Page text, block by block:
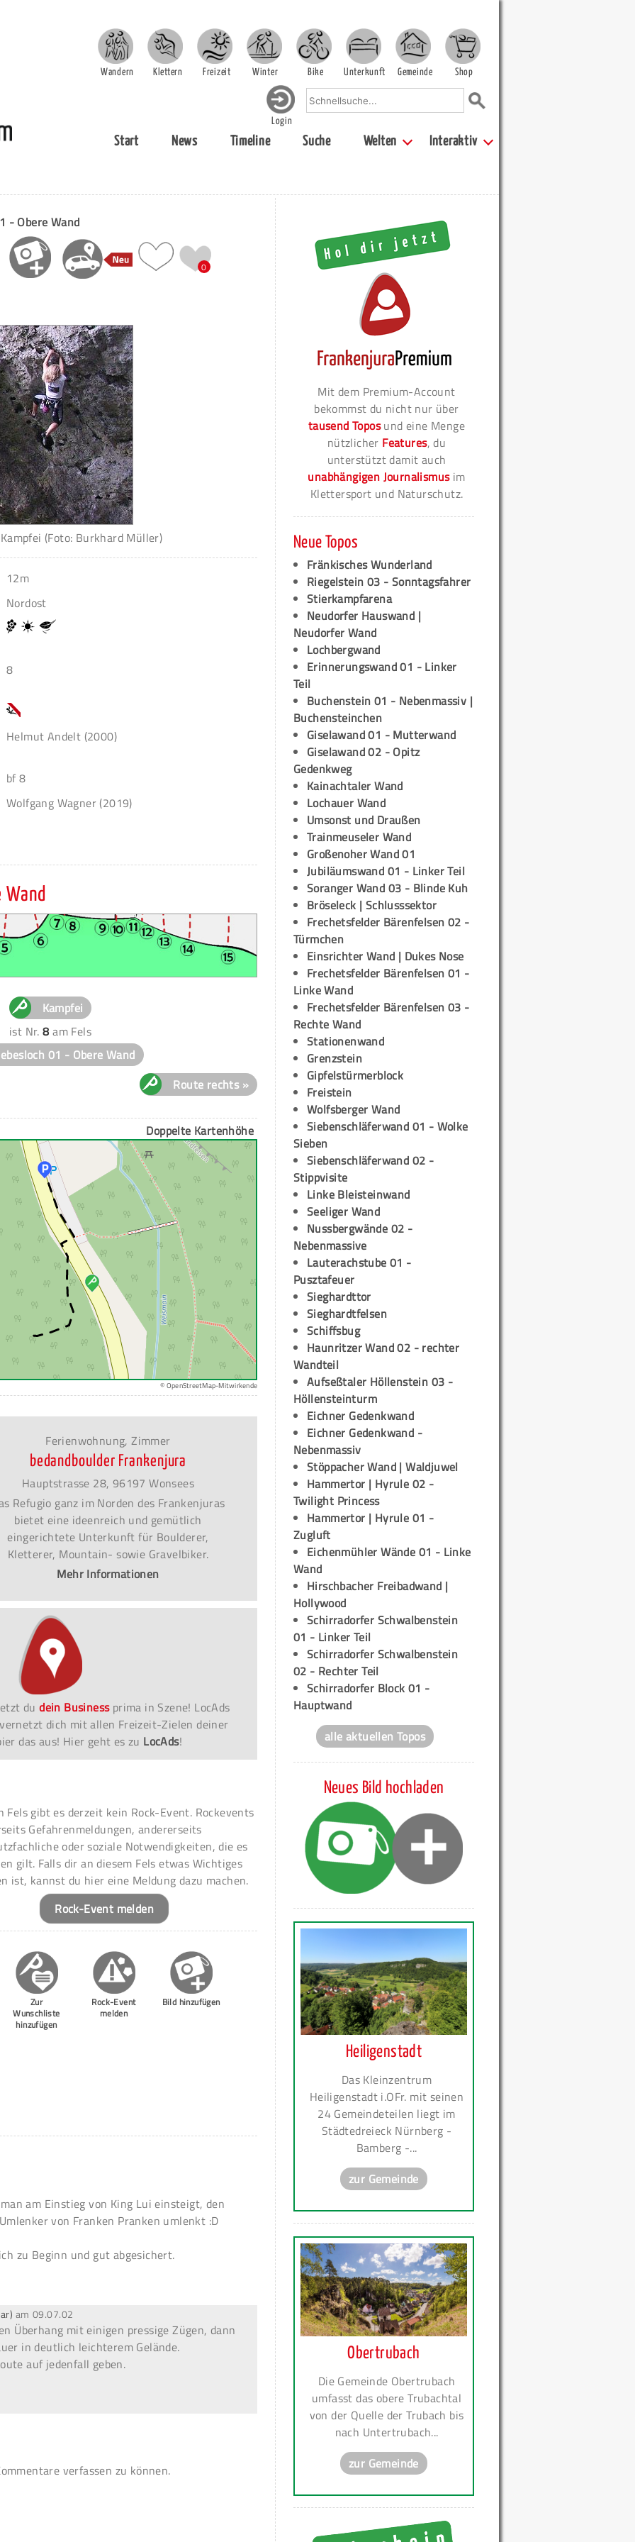
Wandern Klettern Freizeit Winter Bike Unterkunft Gemeinde Shop
Login
Start News Timeline Suche Welten Interaktiv
- Obere Wand
0
(Foto: Burkhard Müller)
12m
Nordost
8
Helmut Andelt (2000)
bf 8
Wolfgang Wagner (2019)
Kampfei
ist Nr.8 am Fels
01 - Obere Wand
Route rechts »
Doppelte Kartenhöhe
© OpenStreetMap-Mitwirkende
Ferienwohnung, Zimmer
bedandboulder Frankenjura
Hauptstrasse 28, 96197 Wonsees
Refugio ganz im Norden des Frankenjuras
bietet eine ideenreich und gemütlich
eingerichtete Unterkunft für Boulderer,
Kletterer, Mountain- sowie Gravelbiker.
Mehr Informationen
dudein Businessprima in Szene! LocAds
dich mit allen Freizeit-Zielen deiner
das aus! Hier geht es zu LocAds!
Fels gibt es derzeit kein Rock-Event. Rockevents
Gefahrenmeldungen, andererseits
oder soziale Notwendigkeiten, die es
gilt. Falls dir an diesem Fels etwas Wichtiges
ist, kannst du hier eine Meldung dazu machen.
Rock-Event melden
Zur
Wunschliste
hinzufügen
Rock-Event
melden
Bild hinzufügen
am Einstieg von King Lui einsteigt, den
von Franken Pranken umlenkt :D
zu Beginn und gut abgesichert.
am 09.07.02
Überhang mit einigen pressige Zügen, dann
in deutlich leichterem Gelände.
auf jedenfall geben.
verfassen zu können.
Mit dem Premium-Account
bekommst du nicht nur über
tausend Toposund eine Menge
nützlicher Features, du
unterstützt damit auch
unabhängigen Journalismusim
Klettersport und Naturschutz.
Neue Topos
Fränkisches Wunderland
Riegelstein 03 - Sonntagsfahrer
Stierkampfarena
Neudorfer Hauswand |
Neudorfer Wand
Lochbergwand
Erinnerungswand 01 - Linker
Teil
Buchenstein 01 - Nebenmassiv |
Buchensteinchen
Giselawand 01 - Mutterwand
Giselawand 02 - Opitz
Gedenkweg
Kainachtaler Wand
Lochauer Wand
Umsonst und Draußen
Trainmeuseler Wand
Großenoher Wand 01
Jubiläumswand 01 - Linker Teil
Soranger Wand 03 - Blinde Kuh
Bröseleck | Schlusssektor
Frechetsfelder Bärenfelsen 02 -
Türmchen
Einsrichter Wand | Dukes Nose
Frechetsfelder Bärenfelsen 01 -
Linke Wand
Frechetsfelder Bärenfelsen 03 -
Rechte Wand
Stationenwand
Grenzstein
Gipfelstürmerblock
Freistein
Wolfsberger Wand
Siebenschläferwand 01 - Wolke
Sieben
Siebenschläferwand 02 -
Stippvisite
Linke Bleisteinwand
Seeliger Wand
Nussbergwände 02 -
Nebenmassive
Lauterachstube 01 -
Pusztafeuer
Sieghardttor
Sieghardtfelsen
Schiffsbug
Haunritzer Wand 02 - rechter
Wandteil
Aufseßtaler Höllenstein 03 -
Höllensteinturm
Eichner Gedenkwand
Eichner Gedenkwand -
Nebenmassiv
Stöppacher Wand | Waldjuwel
Hammertor | Hyrule 02 -
Twilight Princess
Hammertor | Hyrule 01 -
Zugluft
Eichenmühler Wände 01 - Linke
Wand
Hirschbacher Freibadwand |
Hollywood
Schirradorfer Schwalbenstein
01 - Linker Teil
Schirradorfer Schwalbenstein
02 - Rechter Teil
Schirradorfer Block 01 -
Hauptwand
alle aktuellen Topos
Neues Bild hochladen
Heiligenstadt
Das Kleinzentrum
Heiligenstadt i.OFr. mit seinen
24 Gemeindeteilen liegt im
Städtedreieck Nürnberg -
Bamberg -...
zur Gemeinde
Obertrubach
Die Gemeinde Obertrubach
umfasst das obere Trubachtal
von der Quelle der Trubach bis
nach Untertrubach...
zur Gemeinde